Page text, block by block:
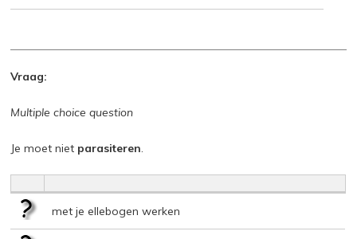
Vraag:
Multiple choice question
Je moet niet parasiteren.
met je ellebogen werken